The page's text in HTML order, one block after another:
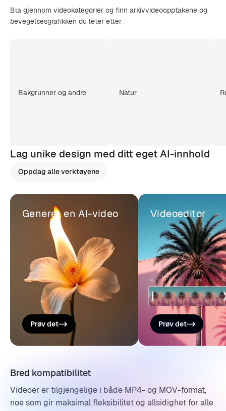
Bla gjennom videokategorier og finn arkivvideoopptakene og
bevegelsesgrafikken du leter etter
Bakgrunner og andre Natur
Lag unike design med ditt eget AI-innhold
Oppdag alle verktøyene
Generer en AI-video
Prøv det
Videoeditor
Prøv det
Bred kompatibilitet
Videoer er tilgjengelige i både MP4- og MOV-format,
noe som gir maksimal fleksibilitet og allsidighet for alle